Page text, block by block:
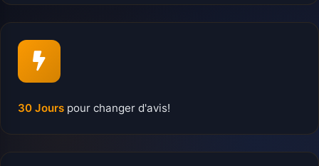
30 Jours pour changer d'avis!